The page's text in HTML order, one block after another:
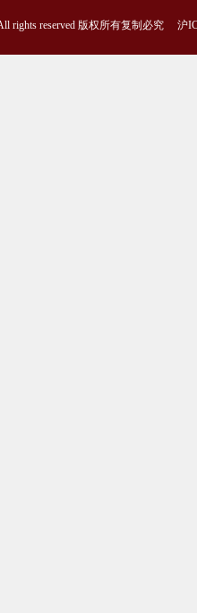
rights reserved 版权所有复制必究 沪